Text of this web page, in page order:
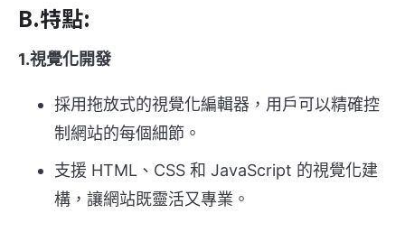
B.特點:
1.視覺化開發
採用拖放式的視覺化編輯器，用戶可以精確控
制網站的每個細節。
支援 HTML、CSS 和 JavaScript 的視覺化建
構，讓網站既靈活又專業。